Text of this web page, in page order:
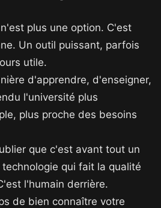
plus une option. C'est
Un outil puissant, parfois
utile.
d'apprendre, d'enseigner,
l'université plus
plus proche des besoins
que c'est avant tout un
qui fait la qualité
l'humain derrière.
de bien connaître votre